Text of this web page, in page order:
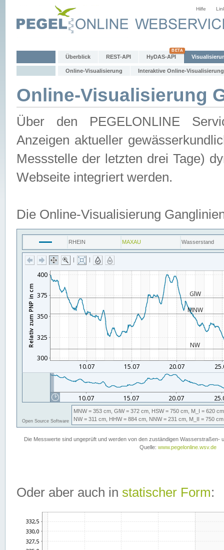
Hilfe
Überblick REST-API HyDAS-API
Online-Visualisierung Interaktive Online-Visualisierung
Online-Visualisierung
Über den PEGELONLINE
Anzeigen aktueller
Messstelle der letzten drei Tage)
Webseite integriert werden.
Die Online-Visualisierung
Oder aber auch in statischer Form: